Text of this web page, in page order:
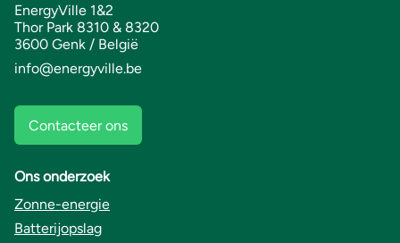
EnergyVille 1&2
Thor Park 8310 & 8320
3600 Genk / België
info@energyville.be
Contacteer ons
Ons onderzoek
Zonne-energie
Batterijopslag